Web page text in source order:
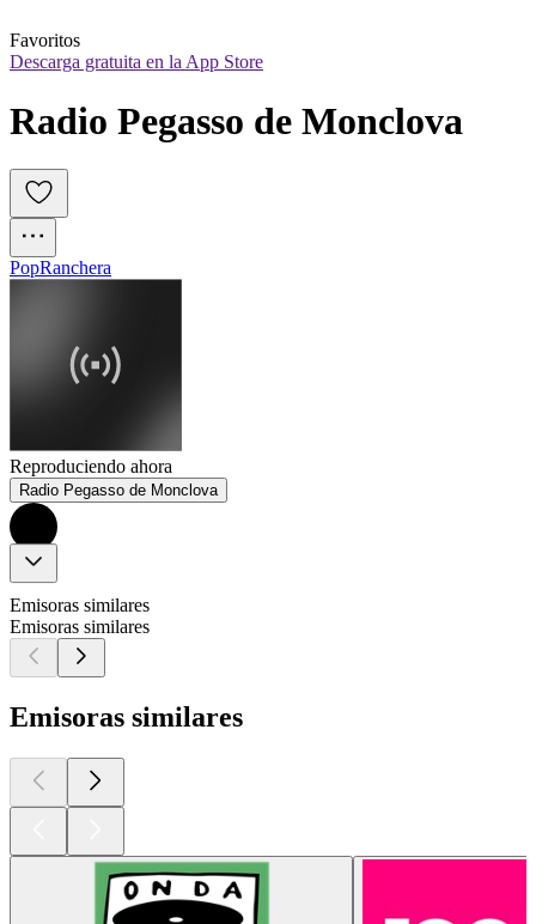
Favoritos
Descarga gratuita en la App Store
Radio Pegasso de Monclova
PopRanchera
Reproduciendo ahora
Radio Pegasso de Monclova
Emisoras similares
Emisoras similares
Emisoras similares